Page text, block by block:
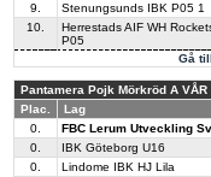
Gå
9.
Stenungsunds IBK P05 1
10.
Herrestads AIF WH
P05
Pantamera Pojk Mörkröd A VÅR
Plac.
Lag
0. FBC Lerum Utveckling
0.
IBK Göteborg U16
0.
Lindome IBK HJ Lila